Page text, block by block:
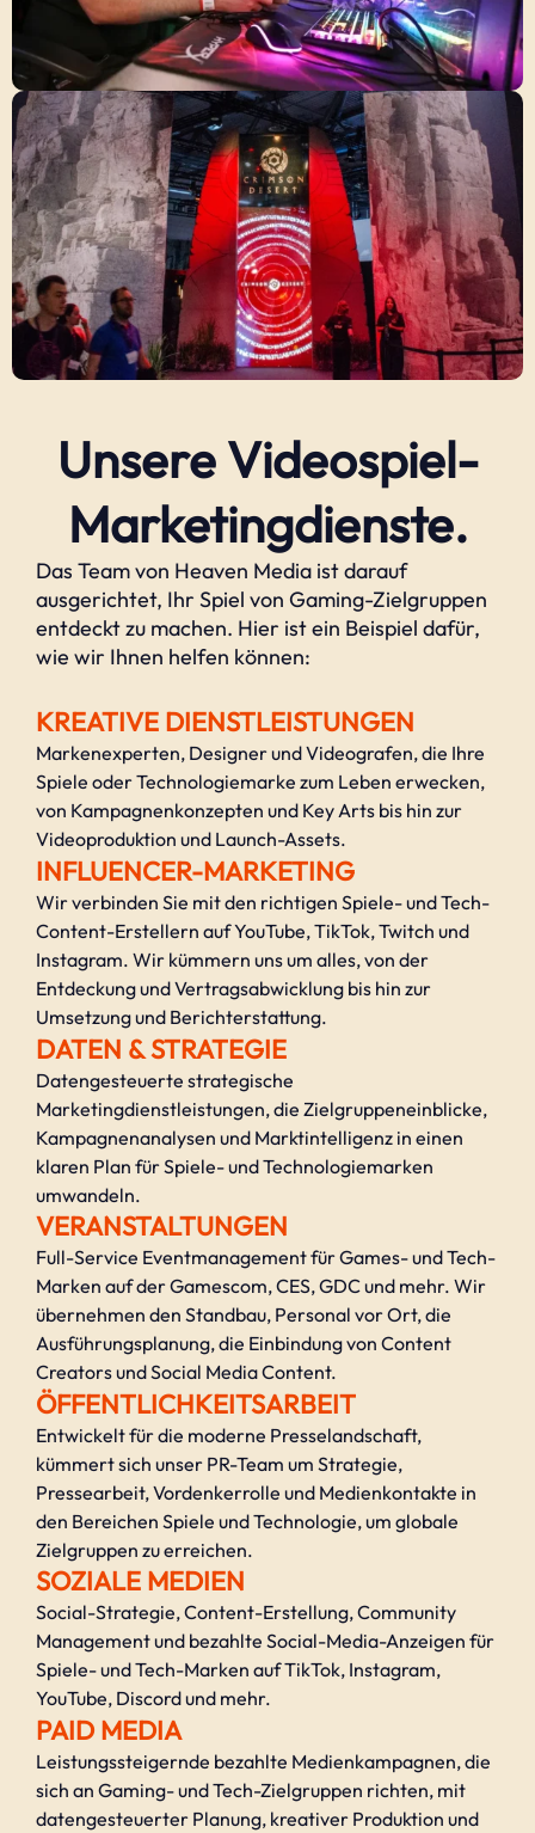
Unsere Videospiel-
Marketingdienste.
Das Team von Heaven Media ist darauf
ausgerichtet, Ihr Spiel von Gaming-Zielgruppen
entdeckt zu machen. Hier ist ein Beispiel dafür,
wie wir Ihnen helfen können:
KREATIVE DIENSTLEISTUNGEN
Markenexperten, Designer und Videografen, die Ihre
Spiele oder Technologiemarke zum Leben erwecken,
von Kampagnenkonzepten und Key Arts bis hin zur
Videoproduktion und Launch-Assets.
INFLUENCER-MARKETING
Wir verbinden Sie mit den richtigen Spiele- und Tech-
Content-Erstellern auf YouTube, TikTok, Twitch und
Instagram. Wir kümmern uns um alles, von der
Entdeckung und Vertragsabwicklung bis hin zur
Umsetzung und Berichterstattung.
DATEN & STRATEGIE
Datengesteuerte strategische
Marketingdienstleistungen, die Zielgruppeneinblicke,
Kampagnenanalysen und Marktintelligenz in einen
klaren Plan für Spiele- und Technologiemarken
umwandeln.
VERANSTALTUNGEN
Full-Service Eventmanagement für Games- und Tech-
Marken auf der Gamescom, CES, GDC und mehr. Wir
übernehmen den Standbau, Personal vor Ort, die
Ausführungsplanung, die Einbindung von Content
Creators und Social Media Content.
ÖFFENTLICHKEITSARBEIT
Entwickelt für die moderne Presselandschaft,
kümmert sich unser PR-Team um Strategie,
Pressearbeit, Vordenkerrolle und Medienkontakte in
den Bereichen Spiele und Technologie, um globale
Zielgruppen zu erreichen.
SOZIALE MEDIEN
Social-Strategie, Content-Erstellung, Community
Management und bezahlte Social-Media-Anzeigen für
Spiele- und Tech-Marken auf TikTok, Instagram,
YouTube, Discord und mehr.
PAID MEDIA
Leistungssteigernde bezahlte Medienkampagnen, die
sich an Gaming- und Tech-Zielgruppen richten, mit
datengesteuerter Planung, kreativer Produktion und